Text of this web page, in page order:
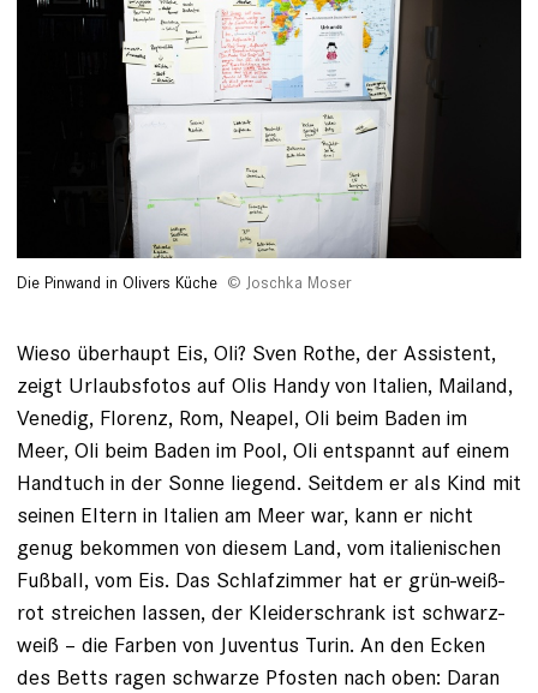
Die Pinwand in Olivers Küche Joschka Moser
Wieso überhaupt Eis, Oli? Sven ­Rothe, der Assistent,
zeigt Urlaubs­fotos auf Olis Handy von Italien, Mailand,
Venedig, Florenz, Rom, Neapel, Oli beim Baden im
Meer, Oli beim Baden im Pool, Oli entspannt auf einem
Handtuch in der Sonne liegend. Seitdem er als Kind mit
seinen Eltern in Italien am Meer war, kann er nicht
genug bekommen von ­diesem Land, vom italienischen
Fußball, vom Eis. Das Schlafzimmer hat er grün-weiß-
rot streichen lassen, der Kleiderschrank ist schwarz-
weiß – die Farben von Juventus Turin. An den Ecken
des Betts ragen schwarze Pfosten nach oben: Daran